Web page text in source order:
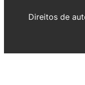
Direitos de